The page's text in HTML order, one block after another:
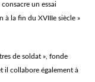
un essai
à la fin du XVIIIe siècle »
de soldat », fonde
il collabore également à